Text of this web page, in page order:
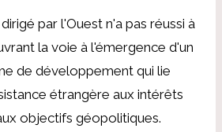
par l'Ouest n'a pas réussi à
la voie à l'émergence d'un
de développement qui lie
étrangère aux intérêts
objectifs géopolitiques.